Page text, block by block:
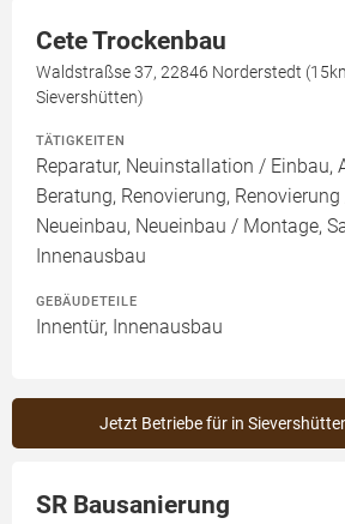
Cete Trockenbau
Waldstraßse 37, 22846 Norderstedt
Sievershütten)
TÄTIGKEITEN
Reparatur, Neuinstallation / Einbau,
Beratung, Renovierung,
Neueinbau, Neueinbau / Montage,
Innenausbau
GEBÄUDETEILE
Innentür, Innenausbau
Jetzt Betriebe für in
SR Bausanierung